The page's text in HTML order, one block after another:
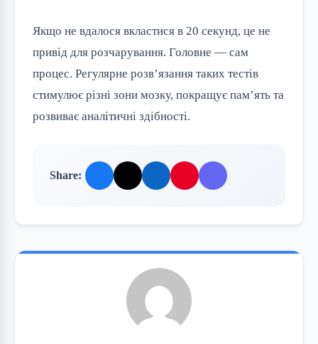
Якщо не вдалося вкластися в 20 секунд, це не
привід для розчарування. Головне — сам
процес. Регулярне розв’язання таких тестів
стимулює різні зони мозку, покращує пам’ять та
розвиває аналітичні здібності.
Share: